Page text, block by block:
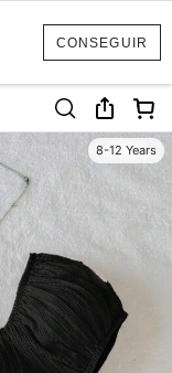
CONSEGUIR
8-12 Years